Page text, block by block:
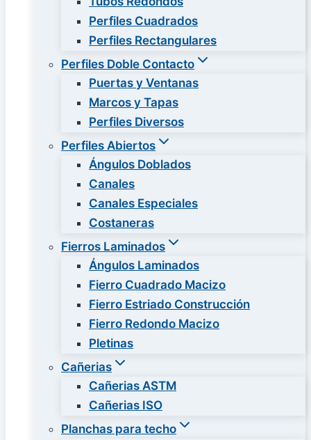
Perfiles Cuadrados
Perfiles Rectangulares
Perfiles Doble Contacto
Puertas y Ventanas
Marcos y Tapas
Perfiles Diversos
Perfiles Abiertos
Ángulos Doblados
Canales
Canales Especiales
Costaneras
Fierros Laminados
Ángulos Laminados
Fierro Cuadrado Macizo
Fierro Estriado Construcción
Fierro Redondo Macizo
Pletinas
Cañerias
Cañerias ASTM
Cañerias ISO
Planchas para techo